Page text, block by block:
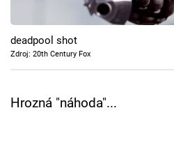
Cool Esport
Pořady
deadpool shot
Zdroj: 20th Century Fox
Hrozná "náhoda"...